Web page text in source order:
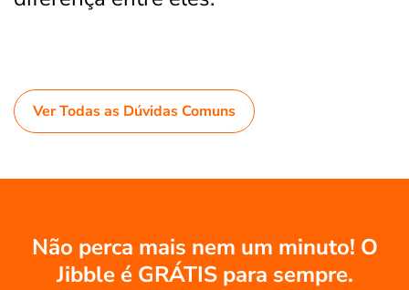
Ver Todas as Dúvidas Comuns
Não perca mais nem um minuto! O
Jibble é GRÁTIS para sempre.